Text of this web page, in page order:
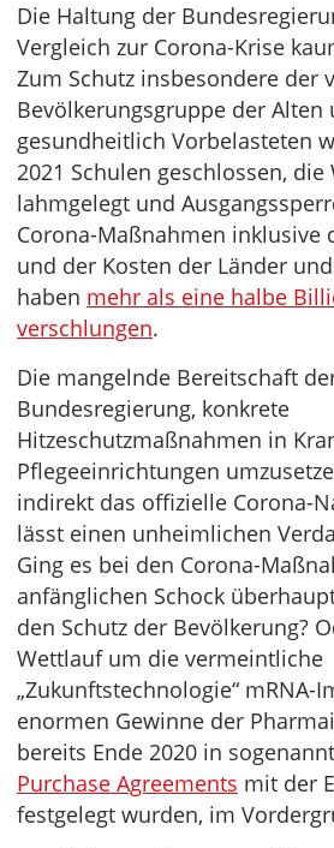
Die Haltung der
Vergleich zur Corona-Krise
Zum Schutz insbesondere der
Bevölkerungsgruppe der Alten
gesundheitlich Vorbelasteten
2021 Schulen geschlossen,
lahmgelegt und
Corona-Maßnahmen inklusive
und der Kosten der Länder
haben mehr als eine halbe
verschlungen.
Die mangelnde Bereitschaft
Bundesregierung, konkrete
Hitzeschutzmaßnahmen in
Pflegeeinrichtungen
indirekt das offizielle Corona-
lässt einen unheimlichen
Ging es bei den Corona-
anfänglichen Schock
den Schutz der Bevölkerung?
Wettlauf um die vermeintliche
„Zukunftstechnologie“ mRNA-
enormen Gewinne der
bereits Ende 2020 in
Purchase Agreements mit der
festgelegt wurden, im